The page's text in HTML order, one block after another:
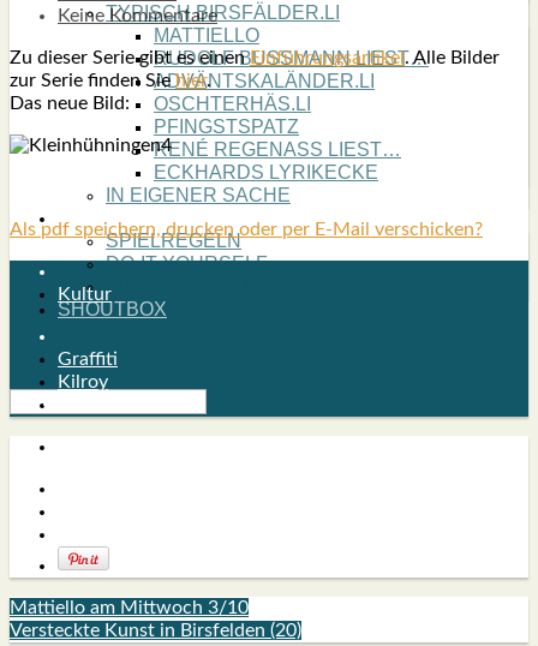
TYPISCH BIRSFÄLDER.LI
MATTIELLO
RUDOLF BUSS­MANN LIEST…
ADVÄNTSKALÄNDER.LI
OSCHTERHÄS.LI
PFINGST­SPATZ
RENÉ REGEN­ASS LIEST…
ECK­HARDS LYRIK­ECKE
IN EIGE­NER SACHE
SO GOOT’S
SPIEL­RE­GELN
DO-IT-YOUR­S­ELF
BIRSFÄLDER.LI-ABO
SHOUT­BOX
Keine Kommentare
Zu die­ser Serie gibt es einenEin­füh­rungs­ar­ti­kel. Alle Bil­der
zur Serie fin­den Siehier.
Das neue Bild:
Als pdf speichern, drucken oder per E-Mail verschicken?
Kultur
Graffiti
Kilroy
Mattiello am Mittwoch 3/10
Versteckte Kunst in Birsfelden (20)